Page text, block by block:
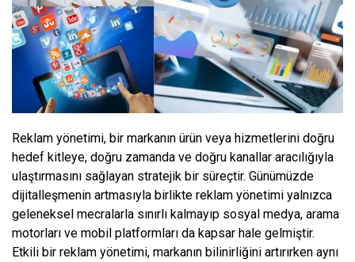
Reklam yönetimi, bir markanın ürün veya hizmetlerini doğru
hedef kitleye, doğru zamanda ve doğru kanallar aracılığıyla
ulaştırmasını sağlayan stratejik bir süreçtir. Günümüzde
dijitalleşmenin artmasıyla birlikte reklam yönetimi yalnızca
geleneksel mecralarla sınırlı kalmayıp sosyal medya, arama
motorları ve mobil platformları da kapsar hale gelmiştir.
Etkili bir reklam yönetimi, markanın bilinirliğini artırırken aynı